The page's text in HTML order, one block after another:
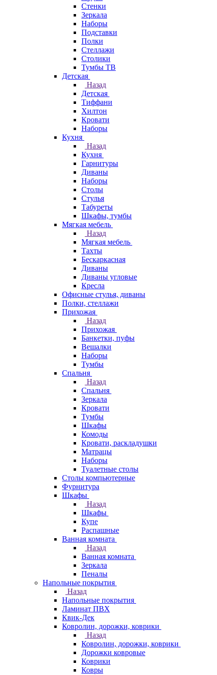
Стенки
Зеркала
Наборы
Подставки
Полки
Стеллажи
Столики
Тумбы ТВ
Детская
Назад
Детская
Тиффани
Хилтон
Кровати
Наборы
Кухня
Назад
Кухня
Гарнитуры
Диваны
Наборы
Столы
Стулья
Табуреты
Шкафы, тумбы
Мягкая мебель
Назад
Мягкая мебель
Тахты
Бескаркасная
Диваны
Диваны угловые
Кресла
Офисные стулья, диваны
Полки, стеллажи
Прихожая
Назад
Прихожая
Банкетки, пуфы
Вешалки
Наборы
Тумбы
Спальня
Назад
Спальня
Зеркала
Кровати
Тумбы
Шкафы
Комоды
Кровати, раскладушки
Матрацы
Наборы
Туалетные столы
Столы компьютерные
Фурнитура
Шкафы
Назад
Шкафы
Купе
Распашные
Ванная комната
Назад
Ванная комната
Зеркала
Пеналы
Напольные покрытия
Назад
Напольные покрытия
Ламинат ПВХ
Квик-Дек
Ковролин, дорожки, коврики
Назад
Ковролин, дорожки, коврики
Дорожки ковровые
Коврики
Ковры